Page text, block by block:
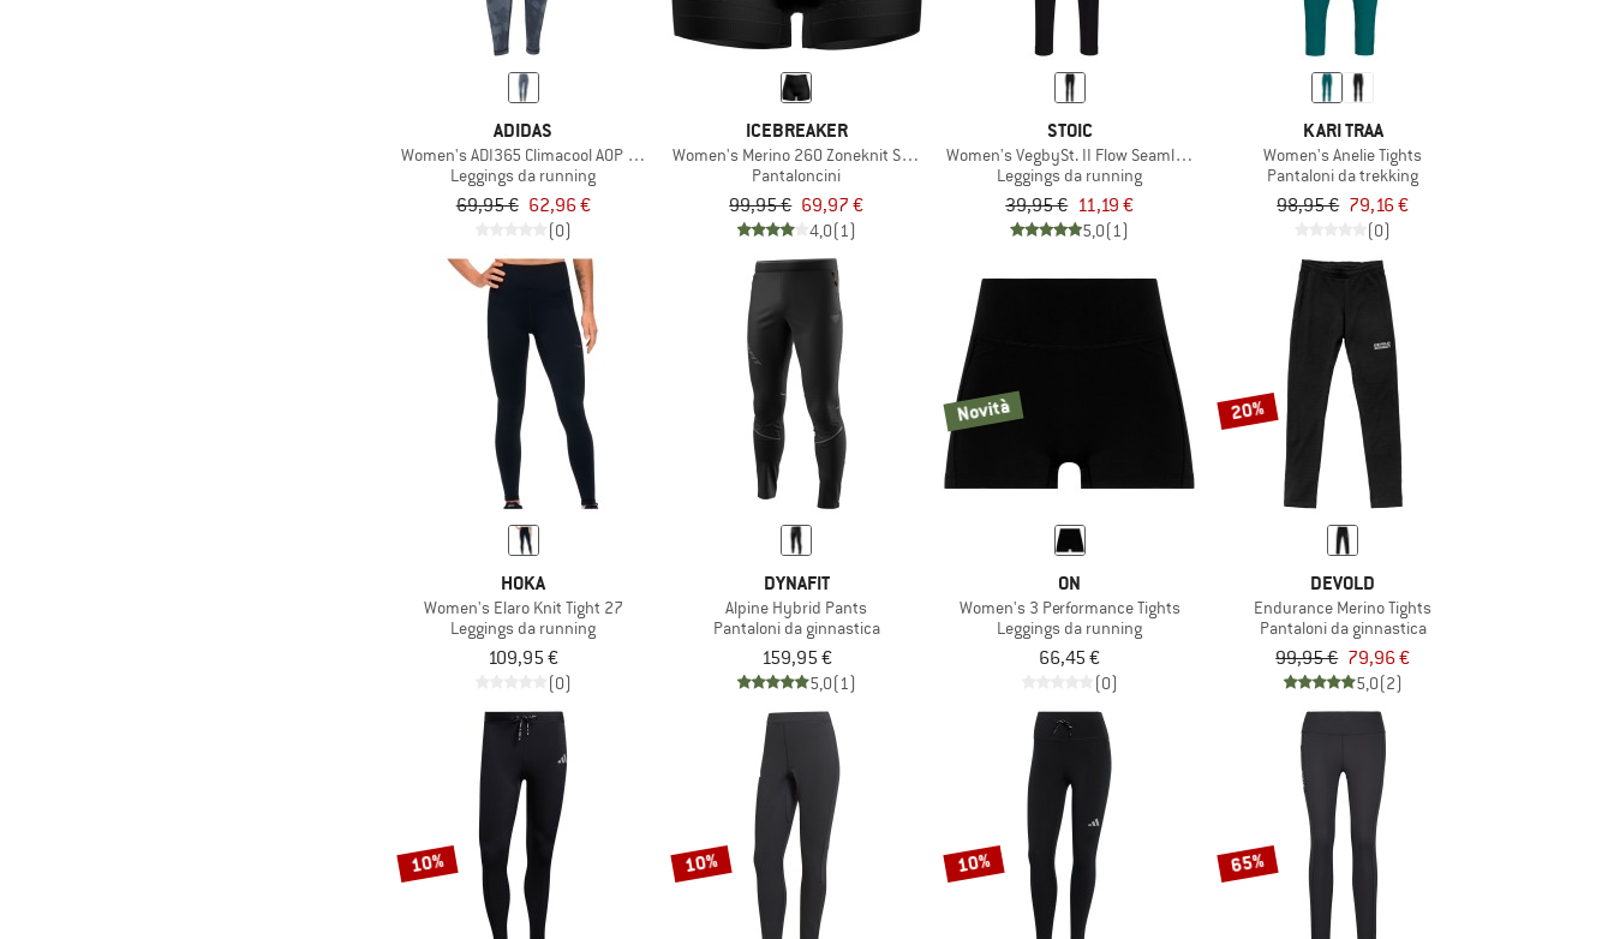
ADIDAS
Women's ADI365 Climacool AOP Running 7/8 Leggings
Leggings da running
69,95 € 62,96 €
(0)
ICEBREAKER
Women's Merino 260 Zoneknit Seamless 4'' Shorts
Pantaloncini
99,95 € 69,97 €
4,0(1)
STOIC
Women's VegbySt. II Flow Seamless Tights
Leggings da running
39,95 € 11,19 €
5,0(1)
KARI TRAA
Women's Anelie Tights
Pantaloni da trekking
98,95 € 79,16 €
(0)
HOKA
Women's Elaro Knit Tight 27
Leggings da running
109,95 €
(0)
DYNAFIT
Alpine Hybrid Pants
Pantaloni da ginnastica
159,95 €
5,0(1)
Novità
ON
Women's 3 Performance Tights
Leggings da running
66,45 €
(0)
20%
DEVOLD
Endurance Merino Tights
Pantaloni da ginnastica
99,95 € 79,96 €
5,0(2)
10% 10% 10% 65%